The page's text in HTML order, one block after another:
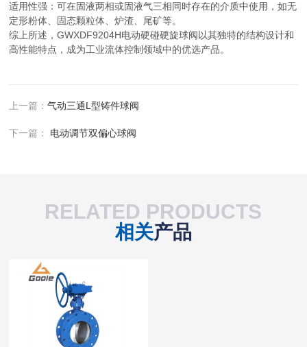
适用性强：可在固液两相或固液气三相同时存在的介质中使用，如无
定形粉体、固态颗粒体、炉渣、尾矿等。
综上所述，GWXDF9204H电动硬碰硬旋球阀以其独特的结构设计和
高性能特点，成为工业流体控制领域中的优选产品‌。
上一篇：气动三通L型铸件球阀
下一篇： 电动调节双偏心球阀
RELATED PRODUCTS
相关产品